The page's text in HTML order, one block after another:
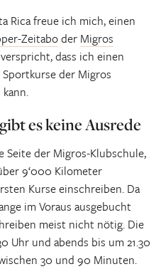
Rica freue ich mich, einen
Zeitaboder Migros
dass ich einen
der Migros
es keine Ausrede
Seite der Migros-Klubschule,
9‘000 Kilometer
Kurse einschreiben. Da
im Voraus ausgebucht
meist nicht nötig. Die
Uhr und abends bis um 21.30
30 und 90 Minuten.